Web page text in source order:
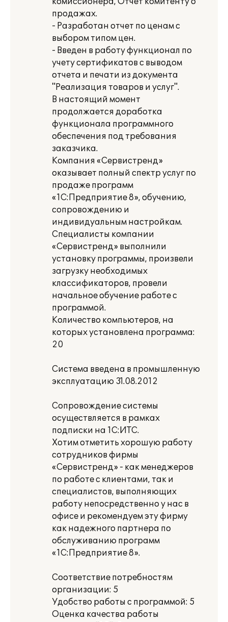
продажах.
- Разработан отчет по ценам с
выбором типом цен.
- Введен в работу функционал по
учету сертификатов с выводом
отчета и печати из документа
"Реализация товаров и услуг".
В настоящий момент
продолжается доработка
функционала программного
обеспечения под требования
заказчика.
Компания «Сервистренд»
оказывает полный спектр услуг по
продаже программ
«1С:Предприятие 8», обучению,
сопровождению и
индивидуальным настройкам.
Специалисты компании
«Сервистренд» выполнили
установку программы, произвели
загрузку необходимых
классификаторов, провели
начальное обучение работе с
программой.
Количество компьютеров, на
которых установлена программа:
20
Система введена в промышленную
эксплуатацию 31.08.2012
Сопровождение системы
осуществляется в рамках
подписки на 1С:ИТС.
Хотим отметить хорошую работу
сотрудников фирмы
«Сервистренд» - как менеджеров
по работе с клиентами, так и
специалистов, выполняющих
работу непосредственно у нас в
офисе и рекомендуем эту фирму
как надежного партнера по
обслуживанию программ
«1С:Предприятие 8».
Соответствие потребностям
организации: 5
Удобство работы с программой: 5
Оценка качества работы